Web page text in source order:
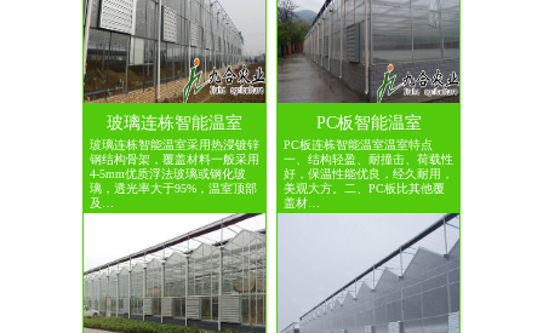
玻璃连栋智能温室
玻璃连栋智能温室采用热浸镀锌
钢结构骨架，覆盖材料一般采用
4-5mm优质浮法玻璃或钢化玻
璃，透光率大于95%，温室顶部
及…
PC板智能温室
PC板连栋智能温室温室特点
一、结构轻盈、耐撞击、荷载性
好，保温性能优良，经久耐用，
美观大方。二、PC板比其他覆
盖材…